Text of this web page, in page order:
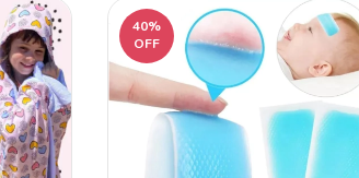
40%
OFF